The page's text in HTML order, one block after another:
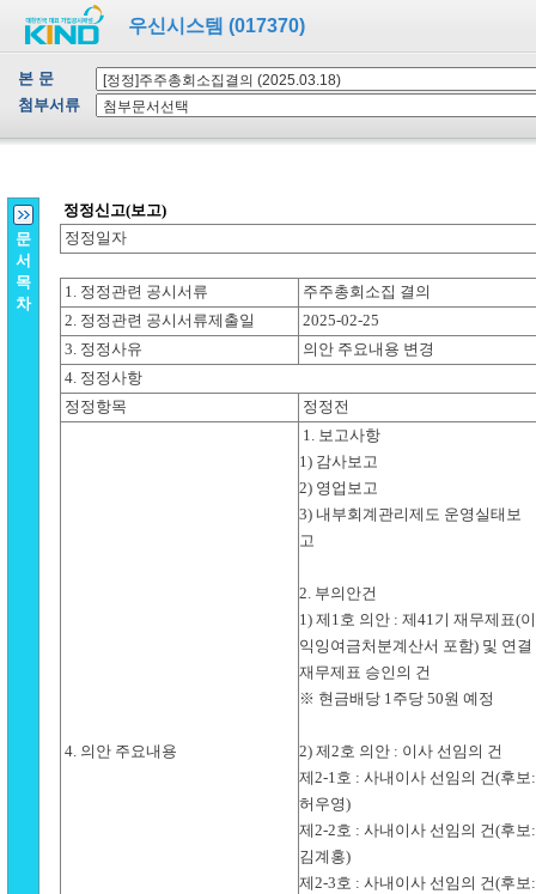
우신시스템 (017370)
본 문
첨부서류
문
서
목
차